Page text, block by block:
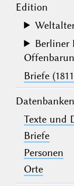
Edition
Berliner
Briefe
Datenbanken
Texte und
Briefe
Personen
Orte